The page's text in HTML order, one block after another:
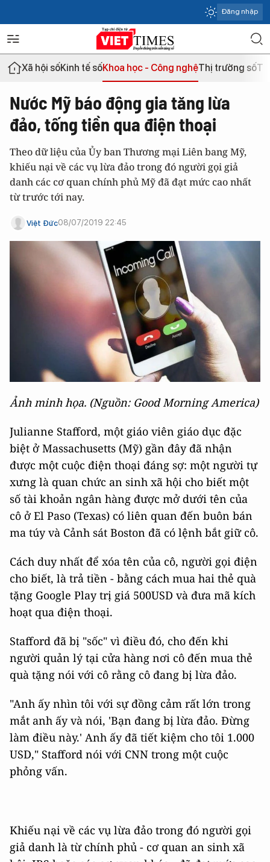
Đăng nhập
Xã hội sốKinh tế sốKhoa học - Công nghệThị trường số
Nước Mỹ báo động gia tăng lừa
đảo, tống tiền qua điện thoại
Theo dữ liệu của Ủy ban Thương mại Liên bang Mỹ,
khiếu nại về các vụ lừa đảo trong đó người gọi giả
danh các cơ quan chính phủ Mỹ đã đạt mức cao nhất
từ trước tới nay.
Việt Đức08/07/2019 22:45
Ảnh minh họa. (Nguồn: Good Morning America)
Julianne Stafford, một giáo viên giáo dục đặc
biệt ở Massachusetts (Mỹ) gần đây đã nhận
được một cuộc điện thoại đáng sợ: một người tự
xưng là quan chức an sinh xã hội cho biết một
số tài khoản ngân hàng được mở dưới tên của
cô ở El Paso (Texas) có liên quan đến buôn bán
ma túy và Cảnh sát Boston đã có lệnh bắt giữ cô.
Cách duy nhất để xóa tên của cô, người gọi điện
cho biết, là trả tiền - bằng cách mua hai thẻ quà
tặng Google Play trị giá 500USD và đưa mã kích
hoạt qua điện thoại.
Stafford đã bị "sốc" vì điều đó, cho đến khi
người quản lý tại cửa hàng nơi cô đến mua thẻ
quà tặng nói với cô rằng cô đang bị lừa đảo.
"Anh ấy nhìn tôi với sự đồng cảm rất lớn trong
mắt anh ấy và nói, 'Bạn đang bị lừa đảo. Đừng
làm điều này.' Anh ấy đã tiết kiệm cho tôi 1.000
USD," Stafford nói với CNN trong một cuộc
phỏng vấn.
Khiếu nại về các vụ lừa đảo trong đó người gọi
giả danh là từ chính phủ - cơ quan an sinh xã